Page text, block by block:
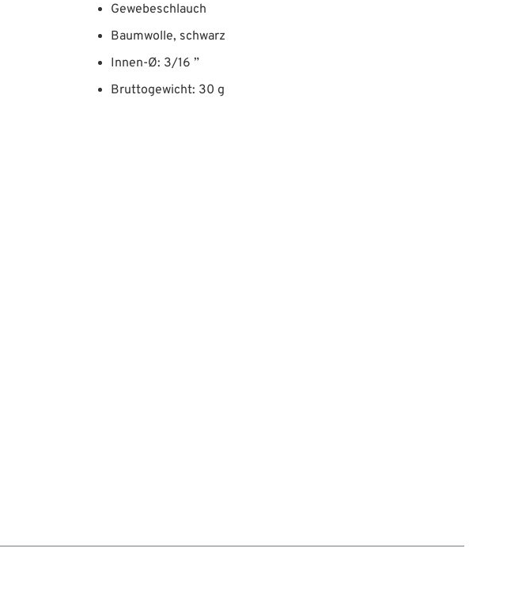
Gewebeschlauch
Baumwolle, schwarz
Innen-Ø: 3/16 ”
Bruttogewicht: 30 g